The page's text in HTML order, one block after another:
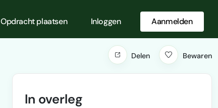
Opdracht plaatsen Inloggen Aanmelden
Delen Bewaren
In overleg